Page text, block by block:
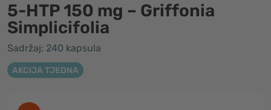
5-HTP 150 mg – Griffonia
Simplicifolia
Sadržaj: 240 kapsula
AKCIJA TJEDNA